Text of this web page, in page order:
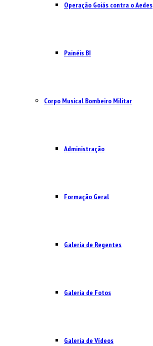
Operação Goiás contra o Aedes
Painéis BI
Corpo Musical Bombeiro Militar
Administração
Formação Geral
Galeria de Regentes
Galeria de Fotos
Galeria de Vídeos